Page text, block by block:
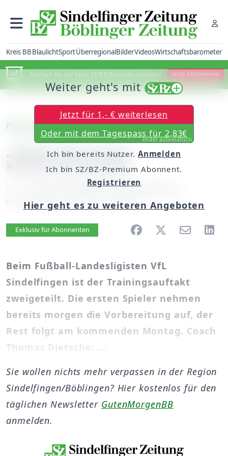
Kreis BBBlaulichtSportÜberregionalBilderVideosWirtschaftsbarometer
Machen Sie mit beim SZ/BZ-Bürgerbarometer! Jetzt abstimmen
Nachgehakt
„Haben jetzt einen
Konkurrenzkampf“
unserem Redakteur Philipp Hamann
Dienstag, 05. Juli 2011, 00:00 Uhr
Artikel vorlesen
Exklusiv für Abonnenten
Beim Fußball-Landesligisten VfL
Sindelfingen ist der Trainingsauftakt
zweigeteilt. Die ersten Spieler nehmen
bereits morgen die Vorbereitung auf, der
Rest folgt am kommenden Montag. Coach
Thomas Dietsche: ...
Weiter geht's mit
Jetzt für 1,- € weiterlesen
Oder mit dem Tagespass für 2,83€
endet automatisch
Ich bin bereits Nutzer. Anmelden
Ich bin SZ/BZ-Premium Abonnent.
Registrieren
Hier geht es zu weiteren Angeboten
Sie wollen nichts mehr verpassen in der Region
Sindelfingen/Böblingen? Hier kostenlos für den
täglichen Newsletter GutenMorgenBB
anmelden.